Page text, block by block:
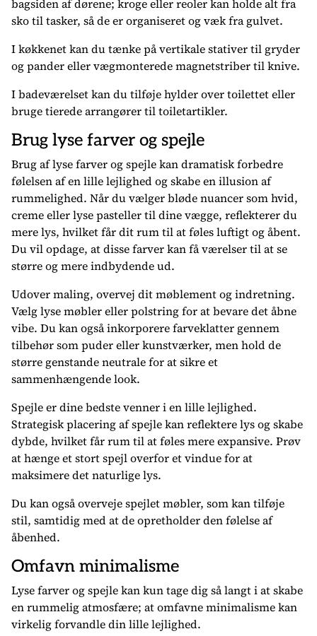
bagsiden af dørene; kroge eller reoler kan holde alt fra
sko til tasker, så de er organiseret og væk fra gulvet.
I køkkenet kan du tænke på vertikale stativer til gryder
og pander eller vægmonterede magnetstriber til knive.
I badeværelset kan du tilføje hylder over toilettet eller
bruge tierede arrangører til toiletartikler.
Brug lyse farver og spejle
Brug af lyse farver og spejle kan dramatisk forbedre
følelsen af en lille lejlighed og skabe en illusion af
rummelighed. Når du vælger bløde nuancer som hvid,
creme eller lyse pasteller til dine vægge, reflekterer du
mere lys, hvilket får dit rum til at føles luftigt og åbent.
Du vil opdage, at disse farver kan få værelser til at se
større og mere indbydende ud.
Udover maling, overvej dit møblement og indretning.
Vælg lyse møbler eller polstring for at bevare det åbne
vibe. Du kan også inkorporere farveklatter gennem
tilbehør som puder eller kunstværker, men hold de
større genstande neutrale for at sikre et
sammenhængende look.
Spejle er dine bedste venner i en lille lejlighed.
Strategisk placering af spejle kan reflektere lys og skabe
dybde, hvilket får rum til at føles mere expansive. Prøv
at hænge et stort spejl overfor et vindue for at
maksimere det naturlige lys.
Du kan også overveje spejlet møbler, som kan tilføje
stil, samtidig med at de opretholder den følelse af
åbenhed.
Omfavn minimalisme
Lyse farver og spejle kan kun tage dig så langt i at skabe
en rummelig atmosfære; at omfavne minimalisme kan
virkelig forvandle din lille lejlighed.